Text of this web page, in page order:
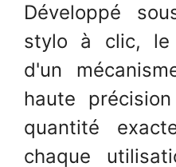
Développé
stylo à clic, le
d'un
haute
quantité
chaque